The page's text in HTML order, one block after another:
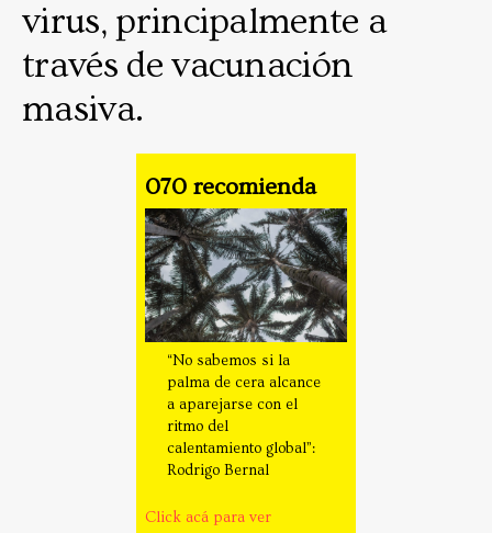
virus, principalmente a
través de vacunación
masiva.
070 recomienda
“No sabemos si la
palma de cera alcance
a aparejarse con el
ritmo del
calentamiento global”:
Rodrigo Bernal
Click acá para ver